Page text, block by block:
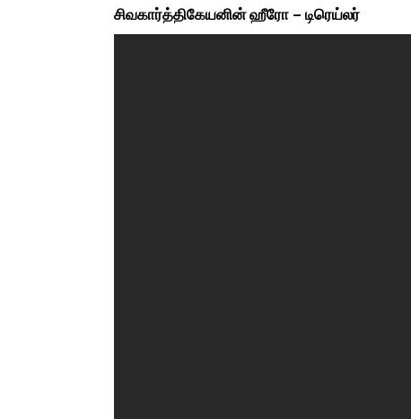
சிவகார்த்திகேயனின் ஹீரோ – டிரெய்லர்